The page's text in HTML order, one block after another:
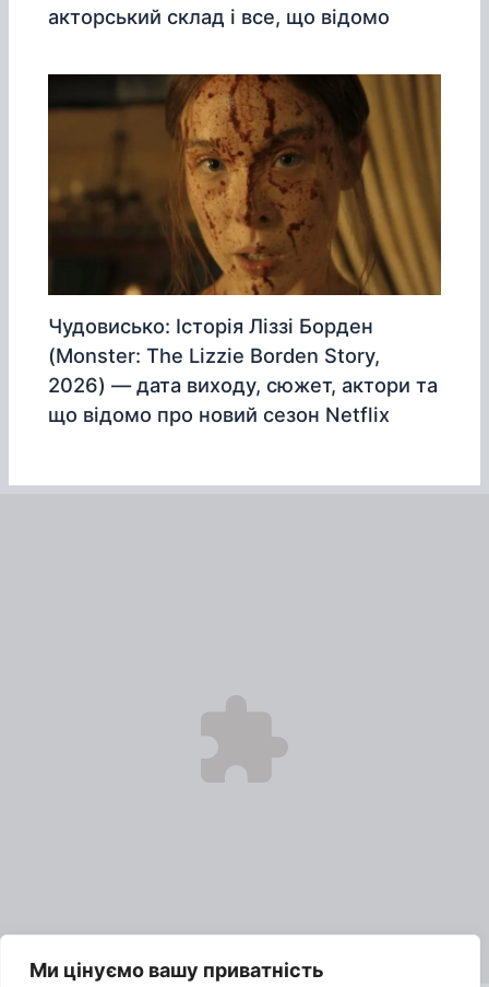
Ми цінуємо вашу приватність
акторський склад і все, що відомо
Чудовисько: Історія Ліззі Борден
(Monster: The Lizzie Borden Story,
2026) — дата виходу, сюжет, актори та
що відомо про новий сезон Netflix